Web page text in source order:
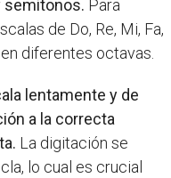
semitonos. Para
de Do, Re, Mi, Fa,
en diferentes octavas.
lentamente y de
a la correcta
La digitación se
lo cual es crucial